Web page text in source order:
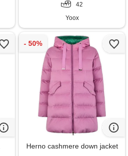
42
Yoox
Herno cashmere down jacket